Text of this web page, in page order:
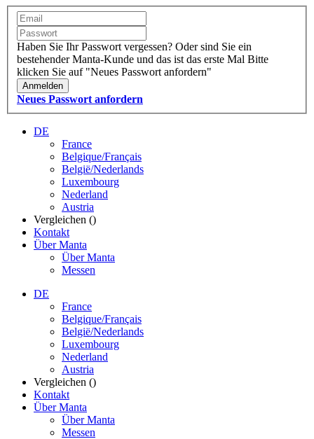
Haben Sie Ihr Passwort vergessen? Oder sind Sie ein
bestehender Manta-Kunde und das ist das erste Mal Bitte
klicken Sie auf "Neues Passwort anfordern"
Anmelden
Neues Passwort anfordern
DE
France
Belgique/Français
België/Nederlands
Luxembourg
Nederland
Austria
Vergleichen ()
Kontakt
Über Manta
Über Manta
Messen
DE
France
Belgique/Français
België/Nederlands
Luxembourg
Nederland
Austria
Vergleichen ()
Kontakt
Über Manta
Über Manta
Messen